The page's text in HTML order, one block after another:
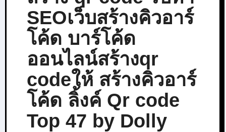
SEOเว็บสร้างคิวอาร์
โค้ด บาร์โค้ด
ออนไลน์สร้างqr
codeให้ สร้างคิวอาร์
โค้ด ลิ้งค์ Qr code
Top 47 by Dolly